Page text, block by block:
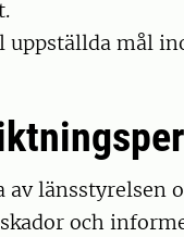
uppställda mål
länsstyrelsen
och